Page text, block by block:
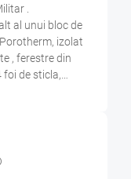
.
al unui bloc de
izolat
, ferestre din
foi de sticla,
proprie de
mp si o arie
un